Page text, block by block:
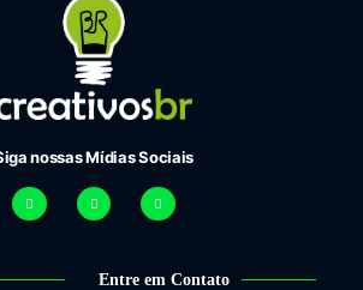
nossas Mídias Sociais
Entre em Contato